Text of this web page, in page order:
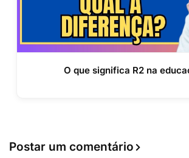
O que significa R2 na
Postar um comentário